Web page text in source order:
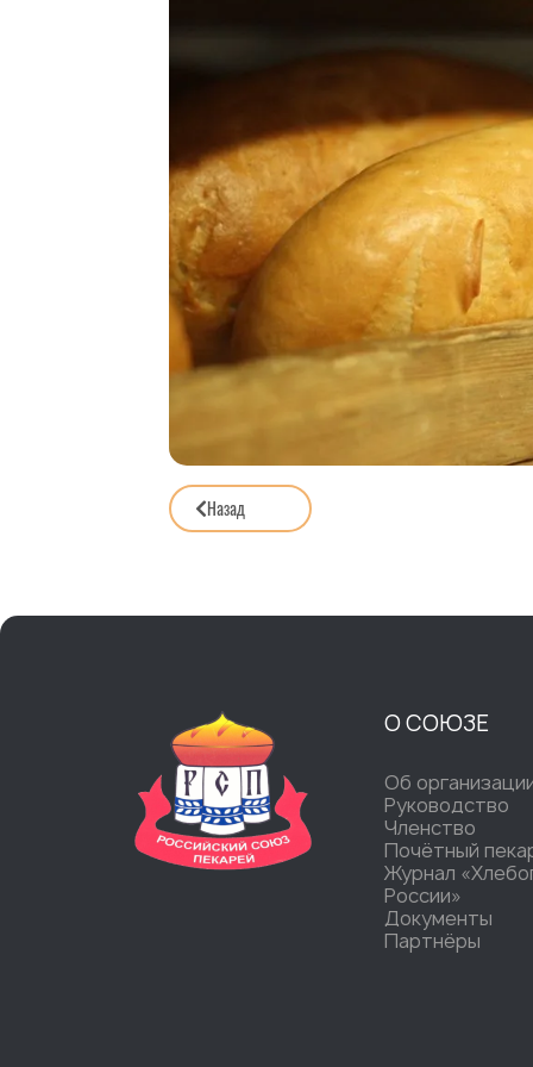
Назад
О СОЮЗЕ
Об
Руководство
Членство
Почётный
Журнал
России»
Документы
Партнёры